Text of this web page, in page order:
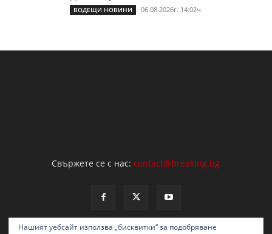
ВОДЕЩИ НОВИНИ 06.08.2026г. 14:02ч.
Свържете се с нас:contact@breaking.bg
Нашият уебсайт използва „бисквитки“ за подобряване